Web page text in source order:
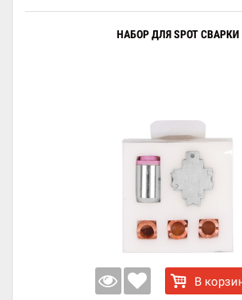
НАБОР ДЛЯ SPOT СВАРКИ
В